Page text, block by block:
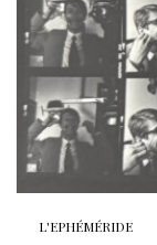
L'EPHÉMÉRIDE